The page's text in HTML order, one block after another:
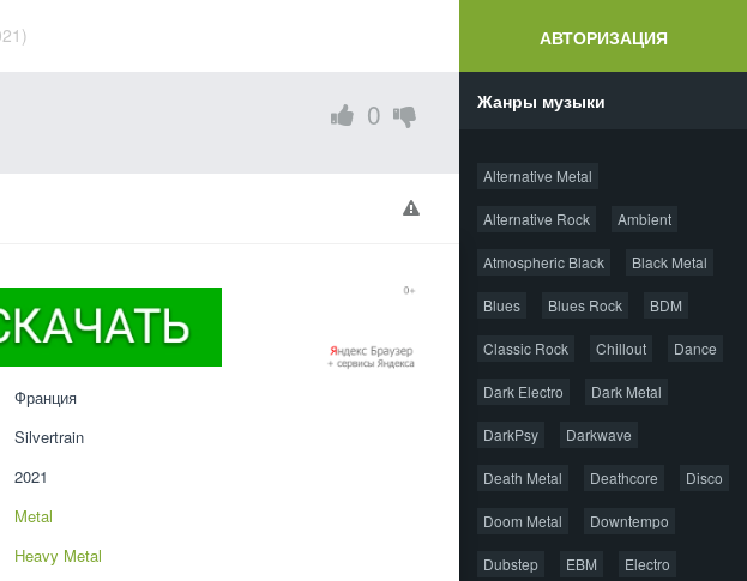
АВТОРИЗАЦИЯ
0
Франция
Silvertrain
2021
Metal
Heavy Metal
Жанры музыки
Alternative Metal
Alternative Rock Ambient
Atmospheric Black Black Metal
Blues Blues Rock BDM
Classic Rock Chillout Dance
Dark Electro Dark Metal
DarkPsy Darkwave
Death Metal Deathcore Disco
Doom Metal Downtempo
Dubstep EBM Electro